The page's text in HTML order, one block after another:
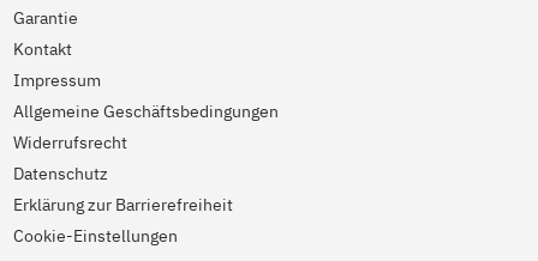
Garantie
Kontakt
Impressum
Allgemeine Geschäftsbedingungen
Widerrufsrecht
Datenschutz
Erklärung zur Barrierefreiheit
Cookie-Einstellungen